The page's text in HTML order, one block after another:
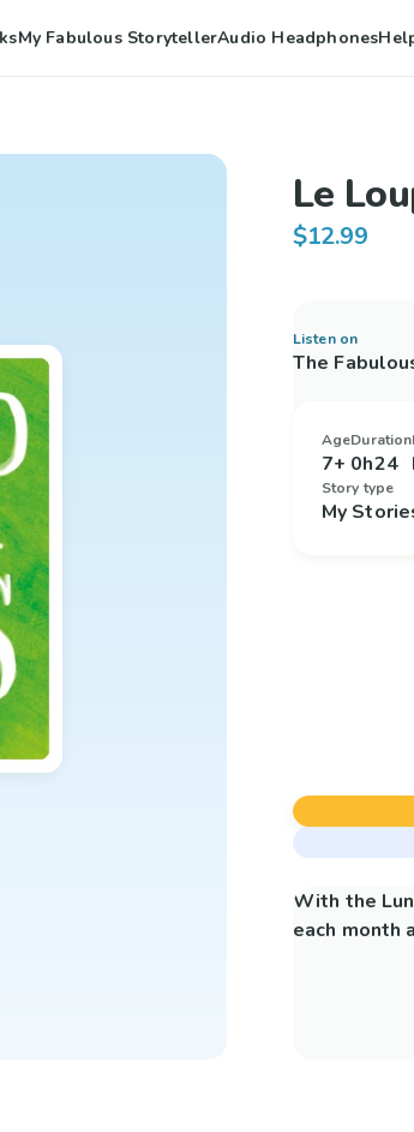
My Fabulous StorytellerAudio Headphones
Le
$12.99
Listen on
The
Age
7+
Duration
0h24
Story type
My
With the
each month